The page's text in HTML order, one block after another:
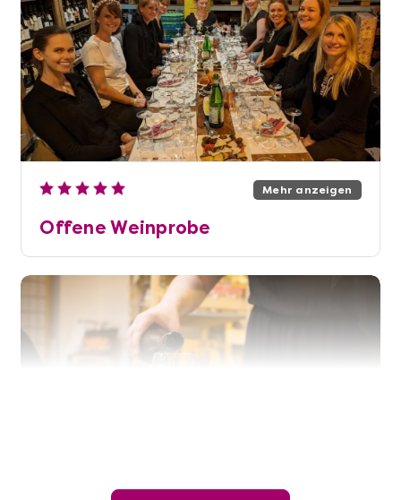
Mehr anzeigen
Offene Weinprobe